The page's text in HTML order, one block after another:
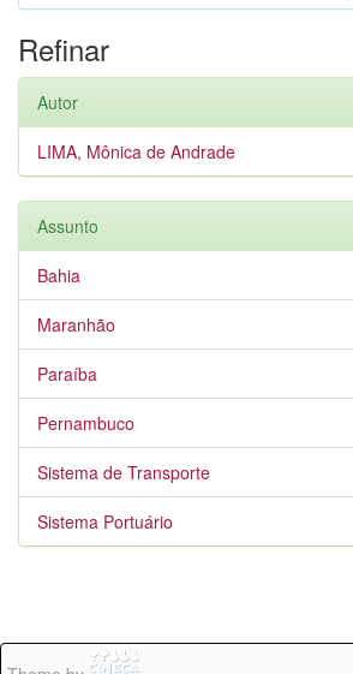
Refinar
Autor
LIMA, Mônica de Andrade
Assunto
Bahia
Maranhão
Paraíba
Pernambuco
Sistema de Transporte
Sistema Portuário